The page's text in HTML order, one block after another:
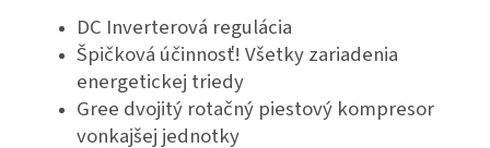
DC Inverterová regulácia
Špičková účinnosť! Všetky zariadenia
energetickej triedy
Gree dvojitý rotačný piestový kompresor
vonkajšej jednotky